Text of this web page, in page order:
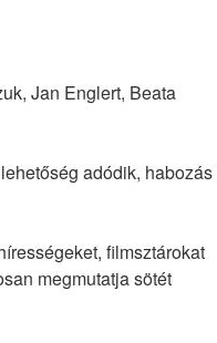
Jan Englert, Beata
adódik, habozás
filmsztárokat
megmutatja sötét